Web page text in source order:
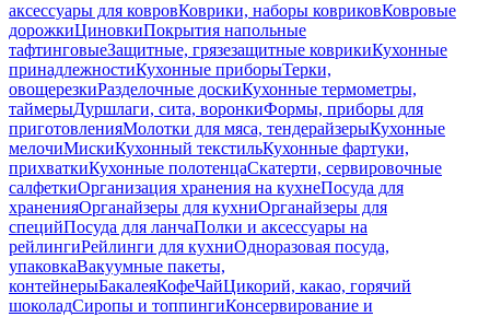
аксессуары для ковровКоврики, наборы ковриковКовровые
дорожкиЦиновкиПокрытия напольные
тафтинговыеЗащитные, грязезащитные коврикиКухонные
принадлежностиКухонные приборыТерки,
овощерезкиРазделочные доскиКухонные термометры,
таймерыДуршлаги, сита, воронкиФормы, приборы для
приготовленияМолотки для мяса, тендерайзерыКухонные
мелочиМискиКухонный текстильКухонные фартуки,
прихваткиКухонные полотенцаСкатерти, сервировочные
салфеткиОрганизация хранения на кухнеПосуда для
храненияОрганайзеры для кухниОрганайзеры для
специйПосуда для ланчаПолки и аксессуары на
рейлингиРейлинги для кухниОдноразовая посуда,
упаковкаВакуумные пакеты,
контейнерыБакалеяКофеЧайЦикорий, какао, горячий
шоколадСиропы и топпингиКонсервирование и